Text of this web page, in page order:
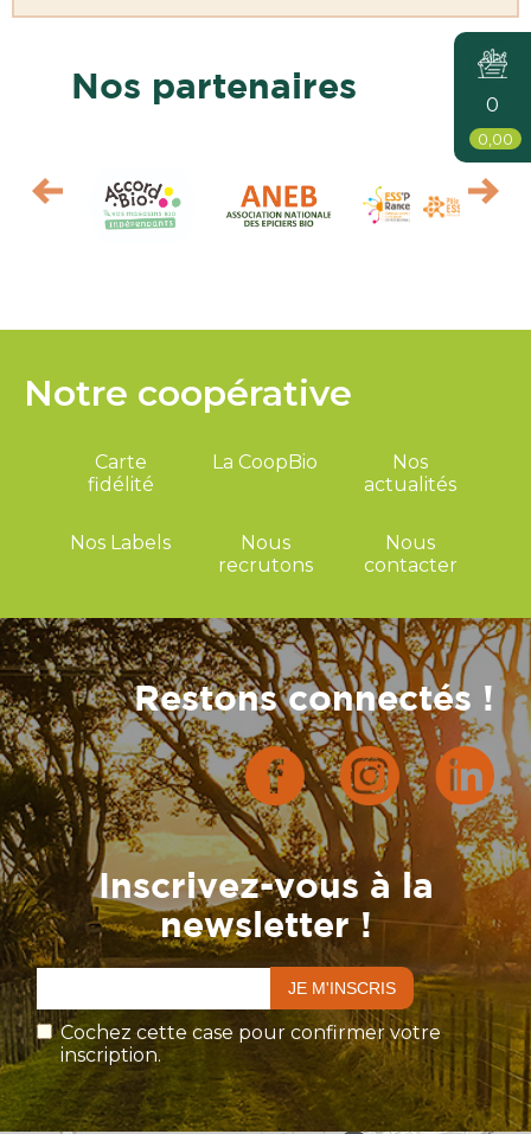
0
0,00
Nos partenaires
Restons connectés !
Inscrivez-vous à la
newsletter !
Cochez cette case pour confirmer votre
inscription.
Notre coopérative
Carte
fidélité
La CoopBio
Nos
actualités
Nos Labels
Nous
recrutons
Nous
contacter